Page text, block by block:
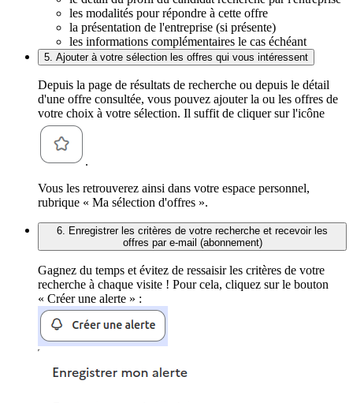
les modalités pour répondre à cette offre
la présentation de l'entreprise (si présente)
les informations complémentaires le cas échéant
5. Ajouter à votre sélection les offres qui vous intéressent
Depuis la page de résultats de recherche ou depuis le détail
d'une offre consultée, vous pouvez ajouter la ou les offres de
votre choix à votre sélection. Il suffit de cliquer sur l'icône
.
Vous les retrouverez ainsi dans votre espace personnel,
rubrique « Ma sélection d'offres ».
6. Enregistrer les critères de votre recherche et recevoir les
offres par e-mail (abonnement)
Gagnez du temps et évitez de ressaisir les critères de votre
recherche à chaque visite ! Pour cela, cliquez sur le bouton
« Créer une alerte » :